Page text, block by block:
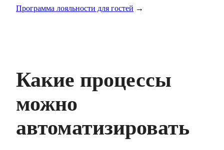
Программа лояльности для гостей →
Какие процессы
можно
автоматизировать